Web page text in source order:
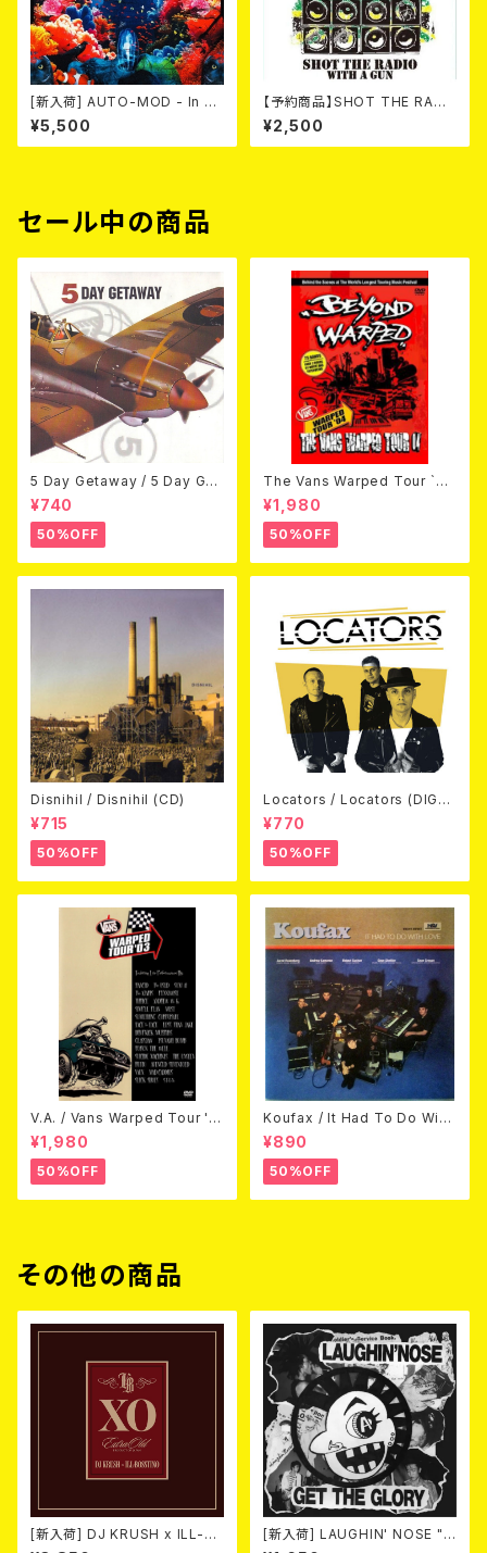
[新入荷] AUTO-MOD - In Th
e Wake Of KING AUTO-MO
D（CD+DVD/初回限定盤）
¥5,500
【予約商品】SHOT THE RADI
O WITH A GUN / SOUND RI
OT (CD)【8月８日発売】
¥2,500
セール中の商品
5 Day Getaway / 5 Day Get
away (CDEP)
¥740
50%OFF
The Vans Warped Tour `04
Beyond Warped (国内盤DV
D)
¥1,980
50%OFF
Disnihil / Disnihil (CD)
¥715
50%OFF
Locators / Locators (DIGPA
CK CD)
¥770
50%OFF
V.A. / Vans Warped Tour '0
3 (DVD)
¥1,980
50%OFF
Koufax / It Had To Do With
Love (CD)
¥890
50%OFF
その他の商品
[新入荷] DJ KRUSH x ILL-B
[新入荷] LAUGHIN' NOSE "G